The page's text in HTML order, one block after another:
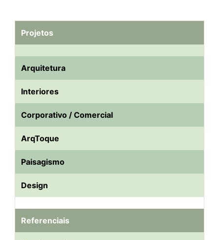
Projetos
Arquitetura
Interiores
Corporativo / Comercial
ArqToque
Paisagismo
Design
Referenciais